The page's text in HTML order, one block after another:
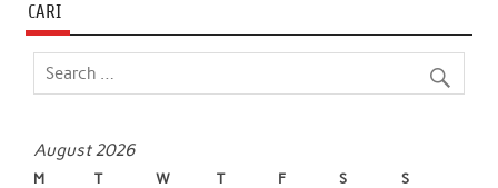
CARI
August 2026
M T W T F S S